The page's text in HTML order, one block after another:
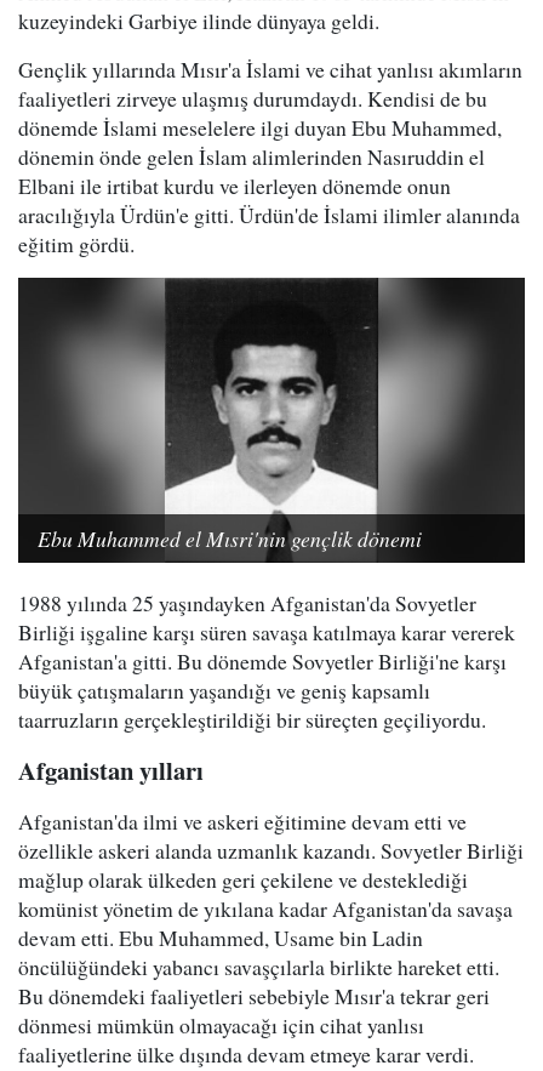
kuzeyindeki Garbiye ilinde dünyaya geldi.
Gençlik yıllarında Mısır'a İslami ve cihat yanlısı akımların
faaliyetleri zirveye ulaşmış durumdaydı. Kendisi de bu
dönemde İslami meselelere ilgi duyan Ebu Muhammed,
dönemin önde gelen İslam alimlerinden Nasıruddin el
Elbani ile irtibat kurdu ve ilerleyen dönemde onun
aracılığıyla Ürdün'e gitti. Ürdün'de İslami ilimler alanında
eğitim gördü.
Ebu Muhammed el Mısri'nin gençlik dönemi
1988 yılında 25 yaşındayken Afganistan'da Sovyetler
Birliği işgaline karşı süren savaşa katılmaya karar vererek
Afganistan'a gitti. Bu dönemde Sovyetler Birliği'ne karşı
büyük çatışmaların yaşandığı ve geniş kapsamlı
taarruzların gerçekleştirildiği bir süreçten geçiliyordu.
Afganistan yılları
Afganistan'da ilmi ve askeri eğitimine devam etti ve
özellikle askeri alanda uzmanlık kazandı. Sovyetler Birliği
mağlup olarak ülkeden geri çekilene ve desteklediği
komünist yönetim de yıkılana kadar Afganistan'da savaşa
devam etti. Ebu Muhammed, Usame bin Ladin
öncülüğündeki yabancı savaşçılarla birlikte hareket etti.
Bu dönemdeki faaliyetleri sebebiyle Mısır'a tekrar geri
dönmesi mümkün olmayacağı için cihat yanlısı
faaliyetlerine ülke dışında devam etmeye karar verdi.